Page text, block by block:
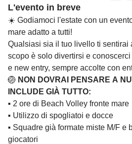
L'evento in breve
☀️ Godiamoci l'estate con un
mare adatto a tutti!
Qualsiasi sia il tuo livello ti sentirai
scopo è solo divertirsi e
e new entry, sempre accolte con
🏐 NON DOVRAI PENSARE A
INCLUDE GIÀ TUTTO:
▪️ 2 ore di Beach Volley fronte mare
▪️ Utilizzo di spogliatoi e docce
▪️ Squadre già formate miste M/F e
giocatori